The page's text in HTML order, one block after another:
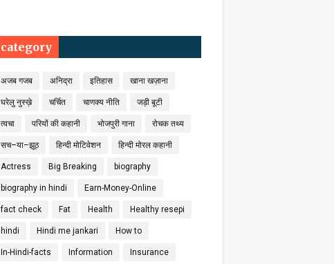
category
अजब गजब अनिद्रा इतिहास खाना खज़ाना
घरेलु नुस्ख़े चर्चित चाणक्य नीति जड़ी बूटी
त्वचा परियों की कहानी भोजपुरी गाना रोचक तथ्य
सच–या–झूठ हिन्दी मोटिवेशन हिन्दी मोरल कहानी
Actress Big Breaking biography
biography in hindi Earn-Money-Online
fact check Fat Health Healthy resepi
hindi Hindi me jankari How to
In-Hindi-facts Information Insurance